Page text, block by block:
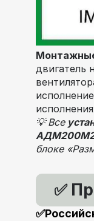
двигатель
💡 Все
АДМ200М2
блоке
✅